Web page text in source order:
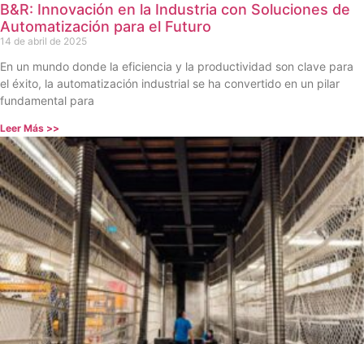
B&R: Innovación en la Industria con Soluciones de
Automatización para el Futuro
14 de abril de 2025
En un mundo donde la eficiencia y la productividad son clave para
el éxito, la automatización industrial se ha convertido en un pilar
fundamental para
Leer Más >>